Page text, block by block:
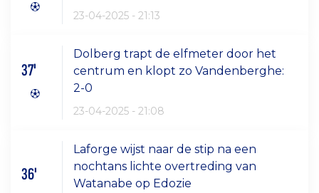
23-04-2025 - 21:13
37'
Dolberg trapt de elfmeter door het
centrum en klopt zo Vandenberghe:
2-0
23-04-2025 - 21:08
36'
Laforge wijst naar de stip na een
nochtans lichte overtreding van
Watanabe op Edozie